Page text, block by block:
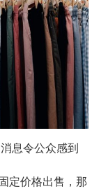
息令公众感到
定价格出售，那